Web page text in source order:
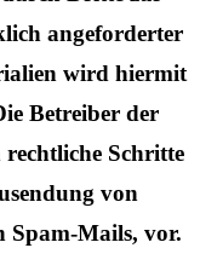
angeforderter
wird hiermit
Betreiber der
rechtliche Schritte
von
Spam-Mails, vor.